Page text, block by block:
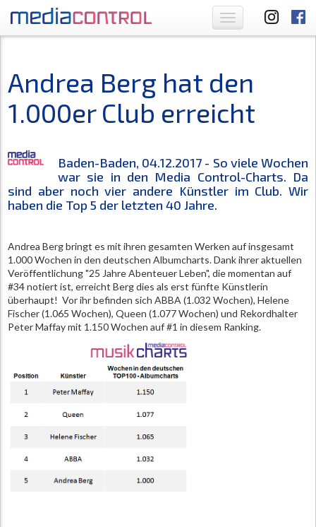
Toggle
navigation
Andrea Berg hat den
1.000er Club erreicht
Baden-Baden, 04.12.2017 - So viele Wochen
war sie in den Media Control-Charts. Da
sind aber noch vier andere Künstler im Club. Wir
haben die Top 5 der letzten 40 Jahre.
Andrea Berg bringt es mit ihren gesamten Werken auf insgesamt
1.000 Wochen in den deutschen Albumcharts. Dank ihrer aktuellen
Veröffentlichung "25 Jahre Abenteuer Leben", die momentan auf
#34 notiert ist, erreicht Berg dies als erst fünfte Künstlerin
überhaupt! Vor ihr befinden sich ABBA (1.032 Wochen), Helene
Fischer (1.065 Wochen), Queen (1.077 Wochen) und Rekordhalter
Peter Maffay mit 1.150 Wochen auf #1 in diesem Ranking.